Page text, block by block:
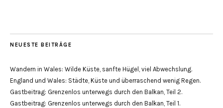
NEUESTE BEITRÄGE
Wandern in Wales: Wilde Küste, sanfte Hügel, viel Abwechslung.
England und Wales: Städte, Küste und überraschend wenig Regen.
Gastbeitrag: Grenzenlos unterwegs durch den Balkan, Teil 2.
Gastbeitrag: Grenzenlos unterwegs durch den Balkan, Teil 1.